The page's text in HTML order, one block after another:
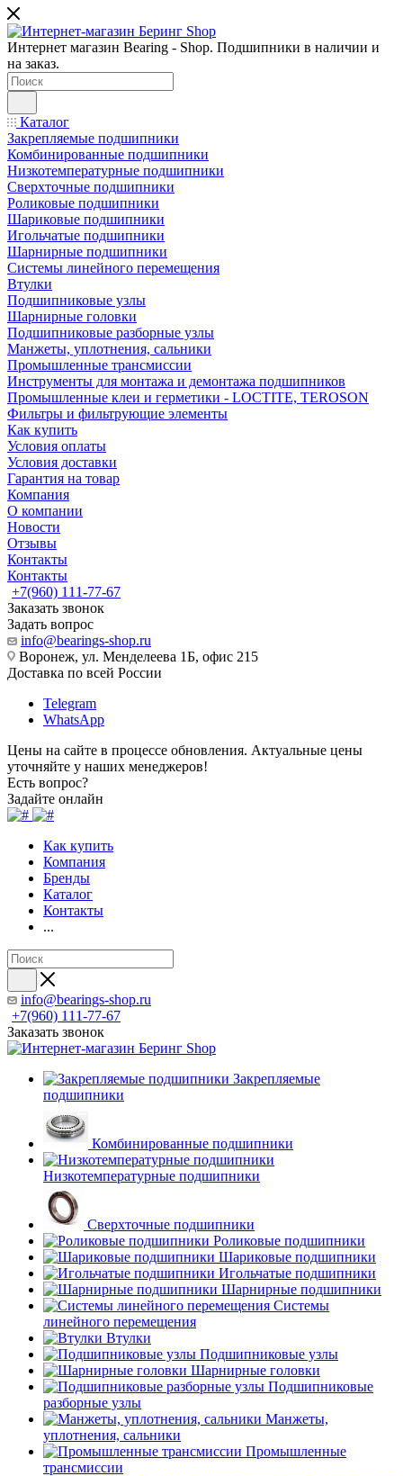
Интернет магазин Bearing - Shop. Подшипники в наличии и
на заказ.
Каталог
Закрепляемые подшипники
Комбинированные подшипники
Низкотемпературные подшипники
Сверхточные подшипники
Роликовые подшипники
Шариковые подшипники
Игольчатые подшипники
Шарнирные подшипники
Системы линейного перемещения
Втулки
Подшипниковые узлы
Шарнирные головки
Подшипниковые разборные узлы
Манжеты, уплотнения, сальники
Промышленные трансмиссии
Инструменты для монтажа и демонтажа подшипников
Промышленные клеи и герметики - LOCTITE, TEROSON
Фильтры и фильтрующие элементы
Как купить
Условия оплаты
Условия доставки
Гарантия на товар
Компания
О компании
Новости
Отзывы
Контакты
Контакты
+7(960) 111-77-67
Заказать звонок
Задать вопрос
info@bearings-shop.ru
Воронеж, ул. Менделеева 1Б, офис 215
Доставка по всей России
Telegram
WhatsApp
Цены на сайте в процессе обновления. Актуальные цены
уточняйте у наших менеджеров!
Есть вопрос?
Задайте онлайн
Как купить
Компания
Бренды
Каталог
Контакты
...
info@bearings-shop.ru
+7(960) 111-77-67
Заказать звонок
Закрепляемые
подшипники
Комбинированные подшипники
Низкотемпературные подшипники
Сверхточные подшипники
Роликовые подшипники
Шариковые подшипники
Игольчатые подшипники
Шарнирные подшипники
Системы
линейного перемещения
Втулки
Подшипниковые узлы
Шарнирные головки
Подшипниковые
разборные узлы
Манжеты,
уплотнения, сальники
Промышленные
трансмиссии